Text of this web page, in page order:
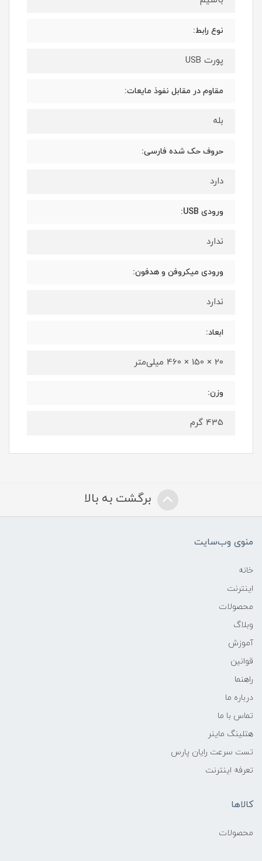
نوع رابط:
پورت USB
مقاوم در مقابل نفوذ مایعات:
بله
حروف حک شده فارسی:
دارد
ورودی USB:
ندارد
ورودی میکروفن و هدفون:
ندارد
ابعاد:
20 × 150 × 460 میلی‌متر
وزن:
435 گرم
برگشت به بالا
منوی وب‌سایت
خانه
اینترنت
محصولات
وبلاگ
آموزش
قوانین
راهنما
درباره ما
تماس با ما
هتلینگ ماینر
تست سرعت رایان پارس
تعرفه اینترنت
کالاها
محصولات